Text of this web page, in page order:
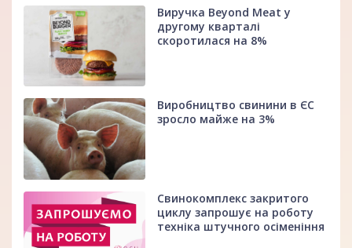
Виручка Beyond Meat у
другому кварталі
скоротилася на 8%
Виробництво свинини в ЄС
зросло майже на 3%
Свинокомплекс закритого
циклу запрошує на роботу
техніка штучного осіменіння